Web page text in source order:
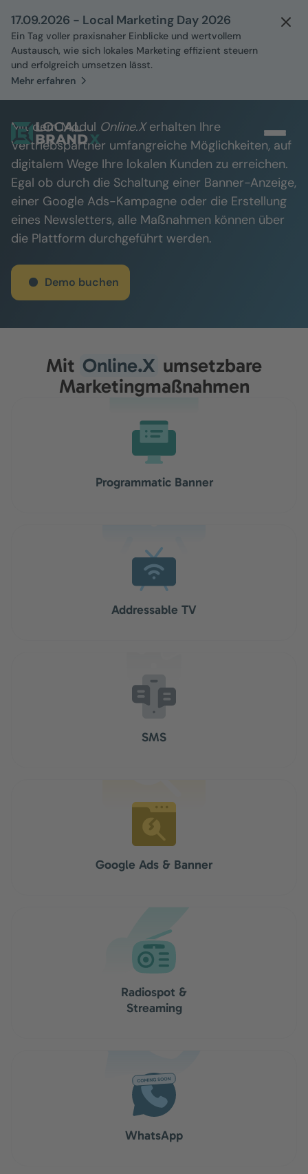
17.09.2026 - Local Marketing Day 2026
Ein Tag voller praxisnaher Einblicke und wertvollem
Austausch, wie sich lokales Marketing effizient steuern
und erfolgreich umsetzen lässt.
Mehr erfahren
Online.X
Mit dem Modul Online.Xerhalten Ihre
Vertriebspartner umfangreiche Möglichkeiten, auf
digitalem Wege Ihre lokalen Kunden zu erreichen.
Egal ob durch die Schaltung einer Banner-Anzeige,
einer Google Ads-Kampagne oder die Erstellung
eines Newsletters, alle Maßnahmen können über
die Plattform durchgeführt werden.
Demo buchen
Mit Online.X umsetzbare
Marketingmaßnahmen
Programmatic Banner
Addressable TV
SMS
Google Ads & Banner
Radiospot &
Streaming
WhatsApp